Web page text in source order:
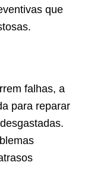
que
falhas, a
para reparar